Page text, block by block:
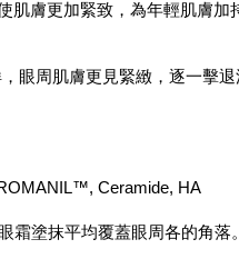
膚更加緊致，為年輕肌膚加
眼周肌膚更見緊緻，逐一擊退
Ceramide, HA
塗抹平均覆蓋眼周各的角落。